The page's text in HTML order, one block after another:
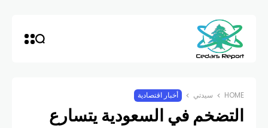
HOME سيدتي أخبار اقتصادية
التضخم في السعودية يتسارع